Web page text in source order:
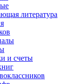
литература
и счеты